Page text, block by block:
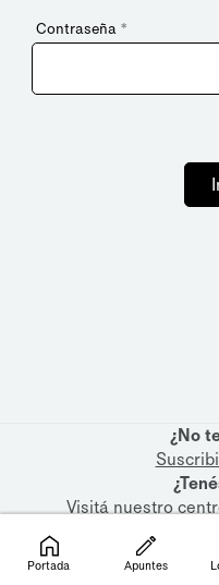
Contraseña *
¿No
Visitá nuestro
Portada Apuntes